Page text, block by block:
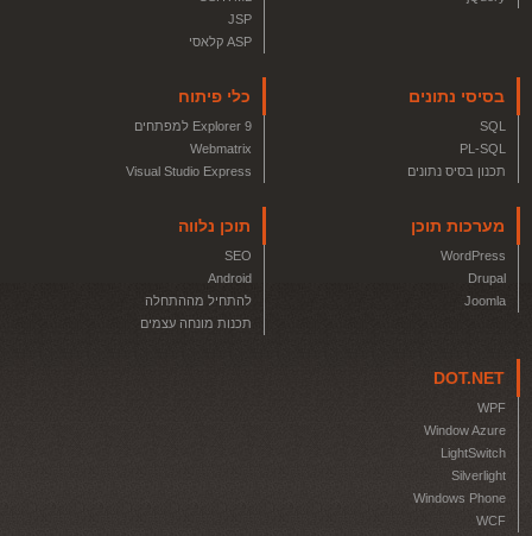
JSP
ASP קלאסי
בסיסי נתונים
SQL
PL-SQL
תכנון בסיס נתונים
כלי פיתוח
Explorer 9 למפתחים
Webmatrix
Visual Studio Express
מערכות תוכן
WordPress
Drupal
Joomla
תוכן נלווה
SEO
Android
להתחיל מההתחלה
תכנות מונחה עצמים
DOT.NET
WPF
Window Azure
LightSwitch
Silverlight
Windows Phone
WCF